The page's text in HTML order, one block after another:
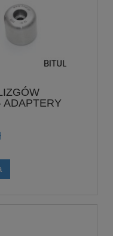
ADAPTERY